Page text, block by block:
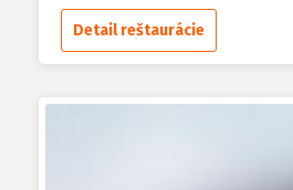
Detail reštaurácie